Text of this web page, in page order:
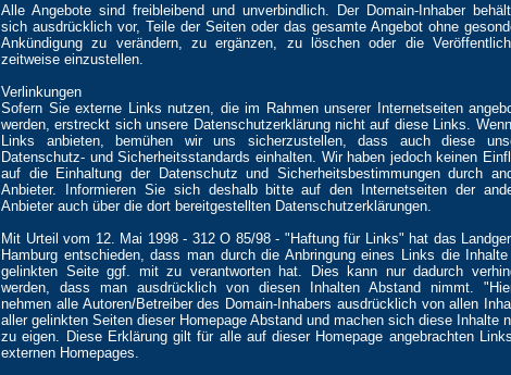
Alle Angebote sind freibleibend und unverbindlich. Der Domain-Inhaber
sich ausdrücklich vor, Teile der Seiten oder das gesamte Angebot ohne
Ankündigung zu verändern, zu ergänzen, zu löschen oder die
zeitweise einzustellen.
Verlinkungen
Sofern Sie externe Links nutzen, die im Rahmen unserer Internetseiten
werden, erstreckt sich unsere Datenschutzerklärung nicht auf diese Links.
Links anbieten, bemühen wir uns sicherzustellen, dass auch diese
Datenschutz- und Sicherheitsstandards einhalten. Wir haben jedoch keinen
auf die Einhaltung der Datenschutz und Sicherheitsbestimmungen durch
Anbieter. Informieren Sie sich deshalb bitte auf den Internetseiten der
Anbieter auch über die dort bereitgestellten Datenschutzerklärungen.
Mit Urteil vom 12. Mai 1998 - 312 O 85/98 - "Haftung für Links" hat das
Hamburg entschieden, dass man durch die Anbringung eines Links die
gelinkten Seite ggf. mit zu verantworten hat. Dies kann nur dadurch
werden, dass man ausdrücklich von diesen Inhalten Abstand nimmt.
nehmen alle Autoren/Betreiber des Domain-Inhabers ausdrücklich von allen
aller gelinkten Seiten dieser Homepage Abstand und machen sich diese Inhalte
zu eigen. Diese Erklärung gilt für alle auf dieser Homepage angebrachten
externen Homepages.